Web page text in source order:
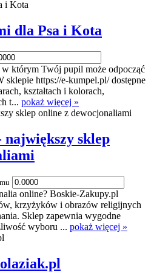
dla Psa i Kota
którym Twój pupil może odpocząć
sklepie https://e-kumpel.pl/ dostępne
kształtach i kolorach,
t... pokaż więcej »
sklep
online? Boskie-Zakupy.pl
krzyżyków i obrazów religijnych
Sklep zapewnia wygodne
wyboru ... pokaż więcej »